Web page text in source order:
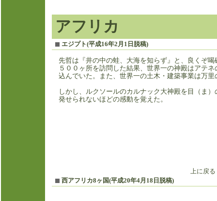
アフリカ
エジプト(平成16年2月1日脱稿)
先哲は『井の中の蛙、大海を知らず』と、良くぞ
５００ヶ所を訪問した結果、世界一の神殿はアテ
込んでいた。また、世界一の土木・建築事業は万
しかし、ルクソールのカルナック大神殿を目（ま
発せられないほどの感動を覚えた。
上に戻る
西アフリカ8ヶ国(平成20年4月18日脱稿)